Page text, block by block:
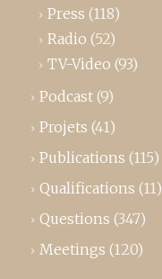
Press (118)
Radio (52)
TV-Video (93)
Podcast (9)
Projets (41)
Publications (115)
Qualifications (11)
Questions (347)
Meetings (120)